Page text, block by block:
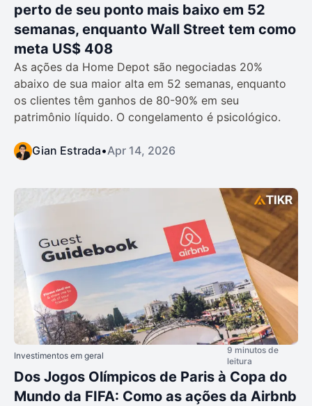
perto de seu ponto mais baixo em 52
semanas, enquanto Wall Street tem como
meta US$ 408
As ações da Home Depot são negociadas 20%
abaixo de sua maior alta em 52 semanas, enquanto
os clientes têm ganhos de 80-90% em seu
patrimônio líquido. O congelamento é psicológico.
Gian Estrada•Apr 14, 2026
Investimentos em geral
9 minutos de
leitura
Dos Jogos Olímpicos de Paris à Copa do
Mundo da FIFA: Como as ações da Airbnb